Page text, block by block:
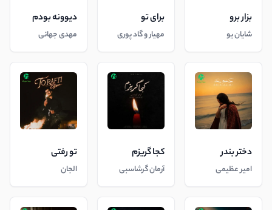
بزار برو
شایان یو
برای تو
مهیار و گاد پوری
دیوونه بودم
مهدی جهانی
دختر بندر
امیر عظیمی
کجا گریزم
آرمان گرشاسبی
تو رفتی
الجان